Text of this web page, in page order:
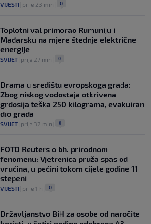
VIJESTI prije 23 min 0
Toplotni val primorao Rumuniju i
Mađarsku na mjere štednje električne
energije
SVIJET prije 27 min 0
Drama u središtu evropskoga grada:
Zbog niskog vodostaja otkrivena
grdosija teška 250 kilograma, evakuiran
dio grada
SVIJET prije 32 min 0
FOTO Reuters o bh. prirodnom
fenomenu: Vjetrenica pruža spas od
vrućina, u pećini tokom cijele godine 11
stepeni
VIJESTI prije 1 h 0
Državljanstvo BiH za osobe od naročite